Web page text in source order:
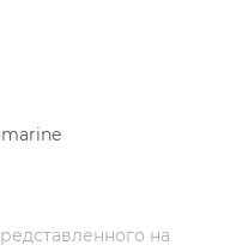
на
раз в 2 недели